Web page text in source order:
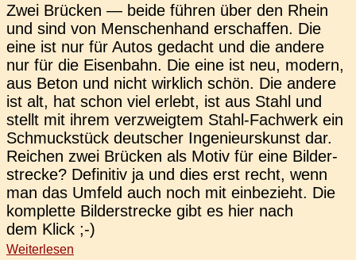
Zwei Brü­cken — beide führen über den Rhein
und sind von Men­schen­hand erschaf­fen. Die
eine ist nur für Autos gedacht und die andere
nur für die Eisen­bahn. Die eine ist neu, modern,
aus Beton und nicht wirk­lich schön. Die andere
ist alt, hat schon viel erlebt, ist aus Stahl und
stellt mit ihrem ver­zweig­tem Stahl-Fach­­werk ein
Schmuck­stück deut­scher Inge­nieurs­kunst dar.
Rei­chen zwei Brü­cken als Motiv für eine Bil­der­
stre­cke? Defi­ni­tiv ja und dies erst recht, wenn
man das Umfeld auch noch mit ein­be­zieht. Die
kom­plet­te Bil­der­stre­cke gibt es hier nach
dem Klick ;-)
Weiterlesen